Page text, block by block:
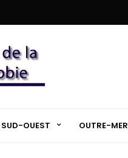
SUD-OUEST OUTRE-MER